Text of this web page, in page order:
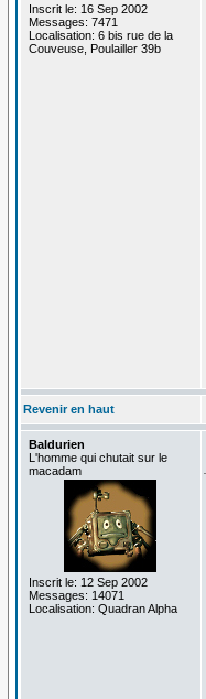
Inscrit le: 16 Sep 2002
Messages: 7471
Localisation: 6 bis rue de la
Couveuse, Poulailler 39b
Revenir en haut
Baldurien
L'homme qui chutait sur le
macadam
Inscrit le: 12 Sep 2002
Messages: 14071
Localisation: Quadran Alpha